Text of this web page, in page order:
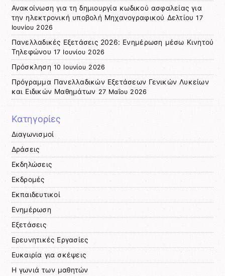
Ανακοίνωση για τη δημιουργία κωδικού ασφαλείας για
την ηλεκτρονική υποβολή Μηχανογραφικού Δελτίου 17
Ιουνίου 2026
Πανελλαδικές Εξετάσεις 2026: Ενημέρωση μέσω Κινητού
Τηλεφώνου 17 Ιουνίου 2026
Πρόσκληση 10 Ιουνίου 2026
Πρόγραμμα Πανελλαδικών Εξετάσεων Γενικών Λυκείων
και Ειδικών Μαθημάτων 27 Μαΐου 2026
Κατηγορίες
Διαγωνισμοί
Δράσεις
Εκδηλώσεις
Εκδρομές
Εκπαιδευτικοί
Ενημέρωση
Εξετάσεις
Ερευνητικές Εργασίες
Ευκαιρία για σκέψεις
Η γωνιά των μαθητών